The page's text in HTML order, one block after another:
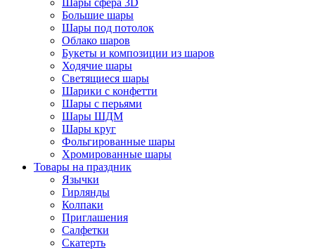
Шары сфера 3D
Большие шары
Шары под потолок
Облако шаров
Букеты и композиции из шаров
Ходячие шары
Светящиеся шары
Шарики с конфетти
Шары с перьями
Шары ШДМ
Шары круг
Фольгированные шары
Хромированные шары
Товары на праздник
Язычки
Гирлянды
Колпаки
Приглашения
Салфетки
Скатерть